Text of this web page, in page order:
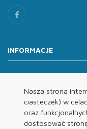
Nasza strona
ciasteczek) w
oraz
dostosować
INFORMACJE
Oferta
Kontakt
REGULAMINY